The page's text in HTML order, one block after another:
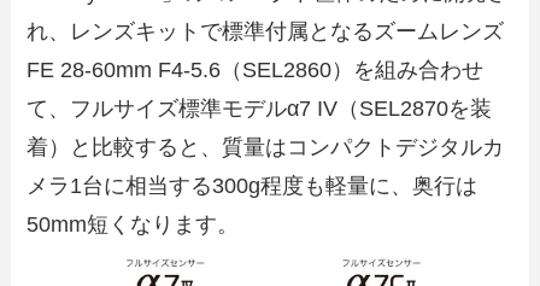
れ、レンズキットで標準付属となるズームレンズ
FE 28-60mm F4-5.6（SEL2860）を組み合わせ
て、フルサイズ標準モデルα7 IV（SEL2870を装
着）と比較すると、質量はコンパクトデジタルカ
メラ1台に相当する300g程度も軽量に、奥行は
50mm短くなります。